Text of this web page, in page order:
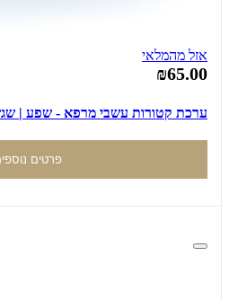
אזל מהמלאי
₪65.00
ערכת קטורות עשבי מרפא - שפע |
פרטים